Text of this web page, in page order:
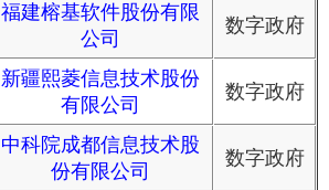
福建榕基软件股份有限
公司
数字政府
新疆熙菱信息技术股份
有限公司
数字政府
中科院成都信息技术股
份有限公司
数字政府